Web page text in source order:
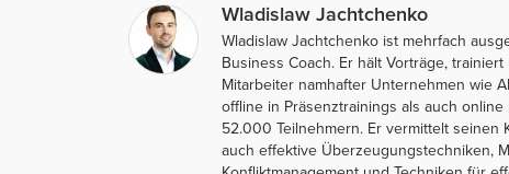
Wladislaw Jachtchenko
Wladislaw Jachtchenko ist mehrfach
Business Coach. Er hält Vorträge,
Mitarbeiter namhafter Unternehmen wie
offline in Präsenztrainings als auch
52.000 Teilnehmern. Er vermittelt
auch effektive Überzeugungstechniken,